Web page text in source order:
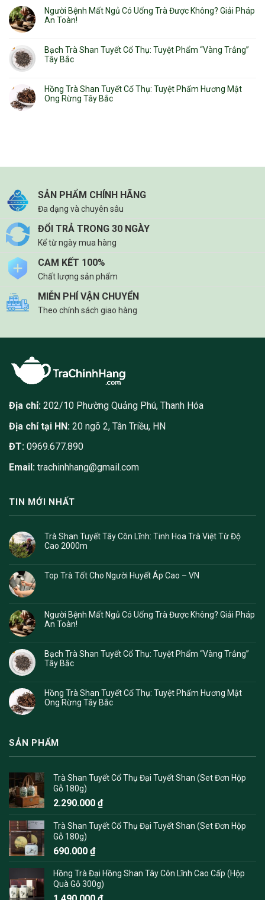
Người Bệnh Mất Ngủ Có Uống Trà Được Không? Giải Pháp
An Toàn!
Bạch Trà Shan Tuyết Cổ Thụ: Tuyệt Phẩm “Vàng Trắng”
Tây Bắc
Hồng Trà Shan Tuyết Cổ Thụ: Tuyệt Phẩm Hương Mật
Ong Rừng Tây Bắc
SẢN PHẨM CHÍNH HÃNG
Đa dạng và chuyên sâu
ĐỔI TRẢ TRONG 30 NGÀY
Kể từ ngày mua hàng
CAM KẾT 100%
Chất lượng sản phẩm
MIỄN PHÍ VẬN CHUYỂN
Theo chính sách giao hàng
Địa chỉ: 202/10 Phường Quảng Phú, Thanh Hóa
Địa chỉ tại HN: 20 ngõ 2, Tân Triều, HN
ĐT: 0969.677.890
Email: trachinhhang@gmail.com
TIN MỚI NHẤT
Trà Shan Tuyết Tây Côn Lĩnh: Tinh Hoa Trà Việt Từ Độ
Cao 2000m
Top Trà Tốt Cho Người Huyết Áp Cao – VN
Người Bệnh Mất Ngủ Có Uống Trà Được Không? Giải Pháp
An Toàn!
Bạch Trà Shan Tuyết Cổ Thụ: Tuyệt Phẩm “Vàng Trắng”
Tây Bắc
Hồng Trà Shan Tuyết Cổ Thụ: Tuyệt Phẩm Hương Mật
Ong Rừng Tây Bắc
SẢN PHẨM
Trà Shan Tuyết Cổ Thụ Đại Tuyết Shan (Set Đơn Hộp
Gỗ 180g)
2.290.000 ₫
Trà Shan Tuyết Cổ Thụ Đại Tuyết Shan (Set Đơn Hộp
Gỗ 180g)
690.000 ₫
Hồng Trà Đại Hồng Shan Tây Côn Lĩnh Cao Cấp (Hộp
Quà Gỗ 300g)